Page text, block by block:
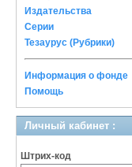
Издательства
Серии
Тезаурус (Рубрики)
Информация о фонде
Помощь
Личный кабинет :
Штрих-код